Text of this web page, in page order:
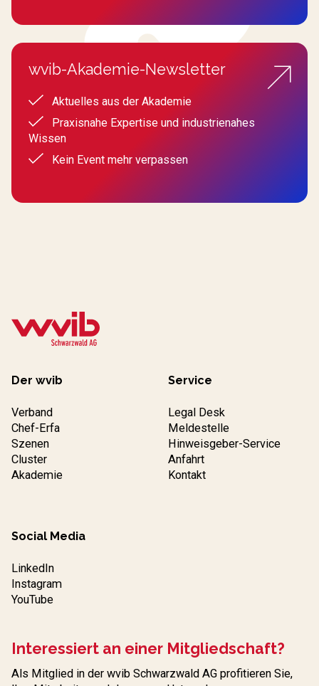
wvib-Akademie-Newsletter
Aktuelles aus der Akademie
Praxisnahe Expertise und industrienahes
Wissen
Kein Event mehr verpassen
Der wvib
Verband
Chef-Erfa
Szenen
Cluster
Akademie
Service
Legal Desk
Meldestelle
Hinweisgeber-Service
Anfahrt
Kontakt
Social Media
LinkedIn
Instagram
YouTube
Interessiert an einer Mitgliedschaft?
Als Mitglied in der wvib Schwarzwald AG profitieren Sie,